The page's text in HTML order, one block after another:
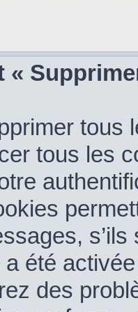
«
tous les
été
des